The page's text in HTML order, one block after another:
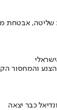
אבטחת
כבר יצאה